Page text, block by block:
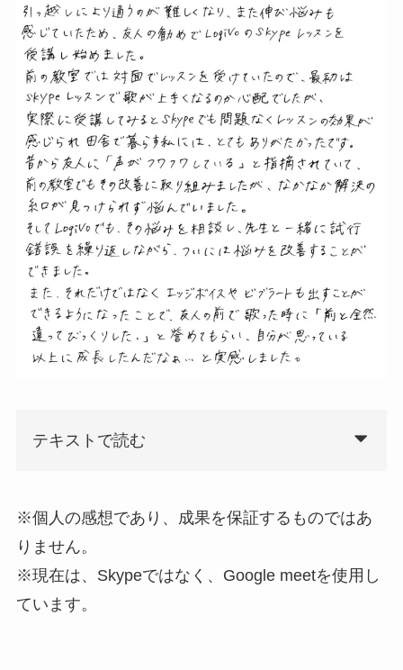
テキストで読む
※個人の感想であり、成果を保証するものではあ
りません。
※現在は、Skypeではなく、Google meetを使用し
ています。